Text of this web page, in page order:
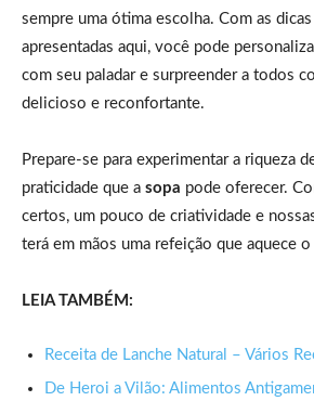
sempre uma ótima escolha. Com as
apresentadas aqui, você pode
com seu paladar e surpreender a todos
delicioso e reconfortante.
Prepare-se para experimentar a riqueza
praticidade que a sopa pode oferecer.
certos, um pouco de criatividade e
terá em mãos uma refeição que aquece
LEIA TAMBÉM:
Receita de Lanche Natural – Vários
De Heroi a Vilão: Alimentos